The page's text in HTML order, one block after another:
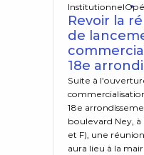
Revoir la
de
18e
Institutionnel
Suite à
18e
boulevard Ney,
et F), une
aura lieu à la